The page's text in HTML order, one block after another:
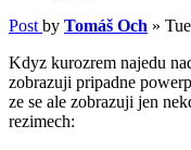
Post by Tomáš Och »
Kdyz kurozrem najedu
zobrazuji pripadne
ze se ale zobrazuji jen
rezimech: